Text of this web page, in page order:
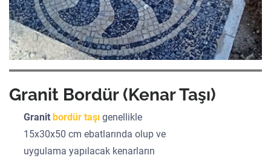
Granit Bordür (Kenar Taşı)
Granitbordür taşı genellikle
15x30x50 cm ebatlarında olup ve
uygulama yapılacak kenarların